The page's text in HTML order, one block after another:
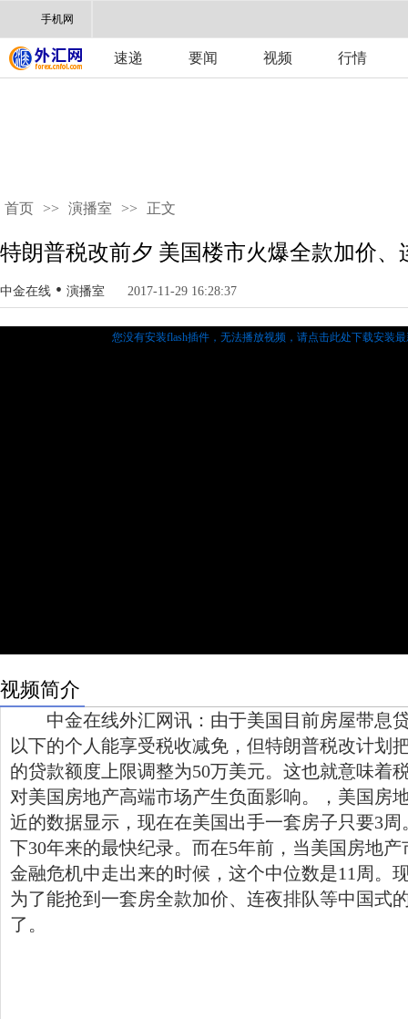
手机网
速递 要闻 视频 行情
首页 >> 演播室 >> 正文
特朗普税改前夕 美国楼市火爆全款加价、
中金在线 • 演播室 2017-11-29 16:28:37
您没有安装flash插件，无法播放视频， 请点击此处下载安装
视频简介
中金在线外汇网讯：由于美国目前房屋带息
以下的个人能享受税收减免，但特朗普税改计划
的贷款额度上限调整为50万美元。这也就意味着
对美国房地产高端市场产生负面影响。，美国房
近的数据显示，现在在美国出手一套房子只要3
下30年来的最快纪录。而在5年前，当美国房地
金融危机中走出来的时候，这个中位数是11周。
为了能抢到一套房全款加价、连夜排队等中国式
了。